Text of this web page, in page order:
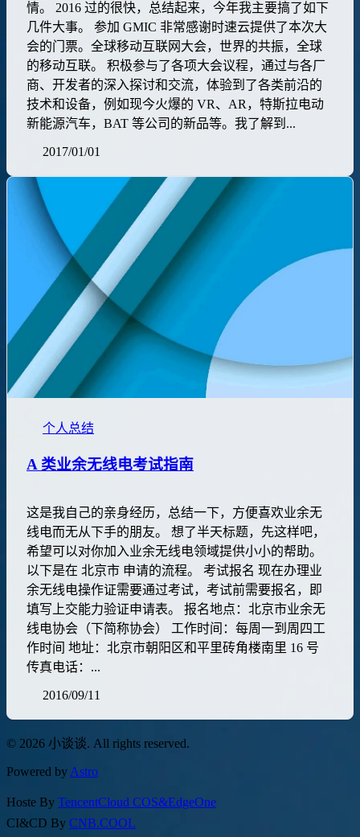
情。 2016 过的很快，总结起来，今年我主要搞了如下
几件大事。 参加 GMIC 非常感谢时速云提供了本次大
会的门票。全球移动互联网大会，世界的共振，全球
的移动互联。 积极参与了各项大会议程，通过与各厂
商、开发者的深入探讨和交流，体验到了各类前沿的
技术和设备，例如现今火爆的 VR、AR，特斯拉电动
新能源汽车，BAT 等公司的新品等。我了解到...
2017/01/01
个人总结
A 类业余无线电考试指南
这是我自己的亲身经历，总结一下，方便喜欢业余无
线电而无从下手的朋友。 想了半天标题，先这样吧，
希望可以对你加入业余无线电领域提供小小的帮助。
以下是在 北京市 申请的流程。 考试报名 现在办理业
余无线电操作证需要通过考试，考试前需要报名，即
填写上交能力验证申请表。 报名地点：北京市业余无
线电协会（下简称协会） 工作时间：每周一到周四工
作时间 地址：北京市朝阳区和平里砖角楼南里 16 号
传真电话：...
2016/09/11
© 2026 小谈谈. All rights reserved.
Powered by Astro
Hoste By TencentCloud COS&EdgeOne
CI&CD By CNB.COOL